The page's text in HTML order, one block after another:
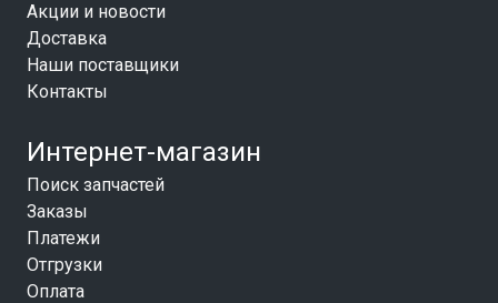
Акции и новости
Доставка
Наши поставщики
Контакты
Интернет-магазин
Поиск запчастей
Заказы
Платежи
Отгрузки
Оплата